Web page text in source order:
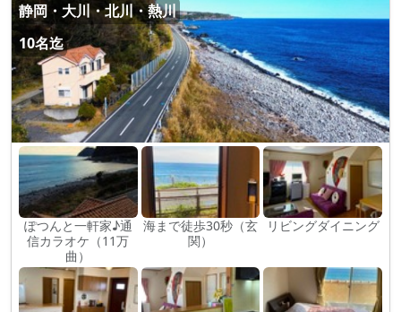
静岡・大川・北川・熱川
10名迄
ぽつんと一軒家♪通
信カラオケ（11万
曲）
海まで徒歩30秒（玄
関）
リビングダイニング